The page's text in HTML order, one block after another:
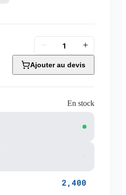
Ajouter au devis
En stock
2,400